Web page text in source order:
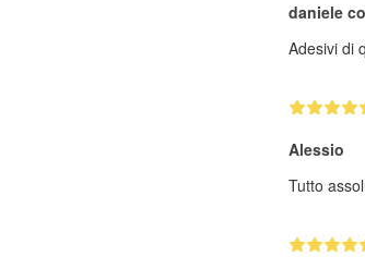
daniele
Adesivi di
Alessio
Tutto